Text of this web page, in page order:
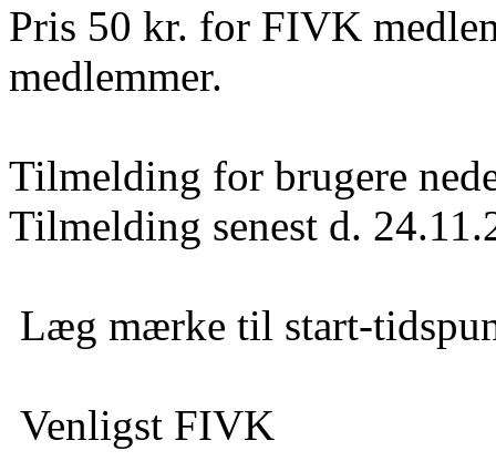
Pris 50 kr. for FIVK
medlemmer.
Tilmelding for brugere
Tilmelding senest d.
Læg mærke til start-
Venligst FIVK